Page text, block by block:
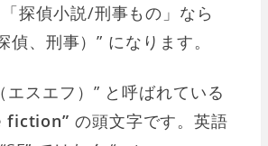
探偵小説/刑事もの」なら
偵、刑事）” になります。
エスエフ）” と呼ばれている
fiction” の頭文字です。英語